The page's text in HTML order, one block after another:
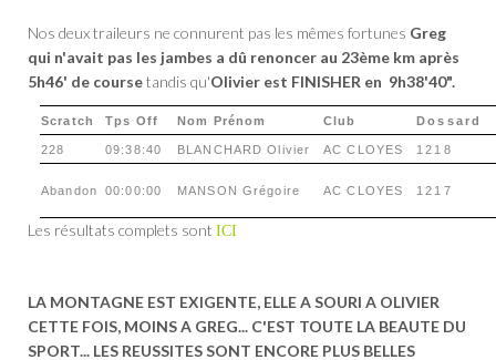
Nos deux traileurs ne connurent pas les mêmes fortunes Greg
qui n'avait pas les jambes a dû renoncer au 23ème km après
5h46' de coursetandis qu'Olivier est FINISHER en 9h38'40".
Scratch Tps Off Nom Prénom Club Dossard
228 09:38:40 BLANCHARD Olivier AC CLOYES 1218
Abandon 00:00:00 MANSON Grégoire AC CLOYES 1217
Les résultats complets sont ICI
LA MONTAGNE EST EXIGENTE, ELLE A SOURI A OLIVIER
CETTE FOIS, MOINS A GREG... C'EST TOUTE LA BEAUTE DU
SPORT... LES REUSSITES SONT ENCORE PLUS BELLES